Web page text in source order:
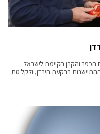
הכפר והקרן הקיימת לישראל
בבקעת הירדן, ולקליטת